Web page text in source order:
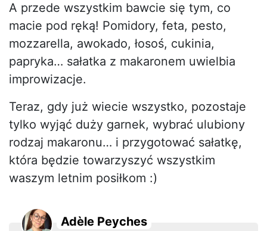
A przede wszystkim bawcie się tym, co
macie pod ręką! Pomidory, feta, pesto,
mozzarella, awokado, łosoś, cukinia,
papryka… sałatka z makaronem uwielbia
improwizacje.
Teraz, gdy już wiecie wszystko, pozostaje
tylko wyjąć duży garnek, wybrać ulubiony
rodzaj makaronu… i przygotować sałatkę,
która będzie towarzyszyć wszystkim
waszym letnim posiłkom :)
Adèle Peyches